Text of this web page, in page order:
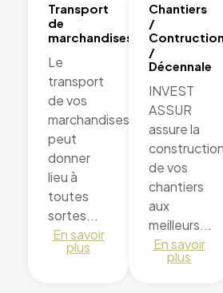
Transport
de
marchandises
Le
transport
de vos
marchandises
peut
donner
lieu à
toutes
sortes...
En savoir
plus
Chantiers
/
Contruction
/
Décennale
INVEST
ASSUR
assure la
construction
de vos
chantiers
aux
meilleurs...
En savoir
plus